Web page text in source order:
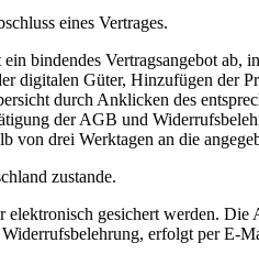
eines Vertrages.
bindendes Vertragsangebot ab,
Güter, Hinzufügen der
durch Anklicken des
der AGB und
drei Werktagen an die
zustande.
gesichert werden.
erfolgt per E-